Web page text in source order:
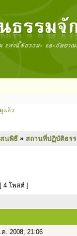
แล้ว
นพิธี » สถานที่ปฏิบัติธร
[ 4 โพสต์ ]
. 2008, 21:06